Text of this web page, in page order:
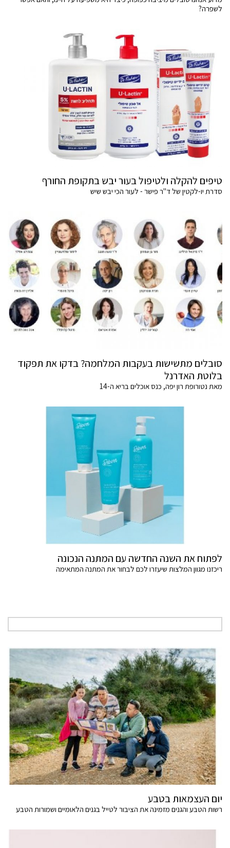
לשפרה?
טיפים להקלה ולטיפול בעור יבש בתקופת החורף
סדרת יו-לקטין של ד"ר פישר - לעור הכי יבש שיש
סובלים מתשישות בעקבות המלחמה? בדקו את תפקוד
בלוטת האדרנל
מאת נטורופת רון יפה, כנס אוכלים בריא ה-14
לפתוח את השנה החדשה עם המתנה הנכונה
ריכזנו מגוון המלצות שיעזרו לכם לבחור את המתנה המתאימה
יום העצמאות בטבע
רשות הטבע והגנים מזמינה את הציבור לטייל בגנים הלאומיים ושמורות הטבע